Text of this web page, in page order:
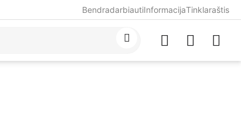
BendradarbiautiInformacijaTinklaraštis